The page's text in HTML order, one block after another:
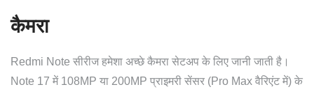
कैमरा
Redmi Note सीरीज हमेशा अच्छे कैमरा सेटअप के लिए जानी जाती है।
Note 17 में 108MP या 200MP प्राइमरी सेंसर (Pro Max वैरिएंट में) के